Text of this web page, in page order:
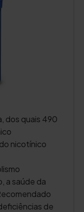
dos quais 490
nicotínico
a saúde da
de